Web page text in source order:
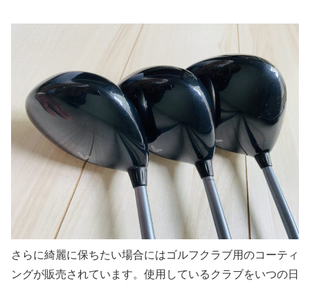
さらに綺麗に保ちたい場合にはゴルフクラブ用のコーティ
ングが販売されています。使用しているクラブをいつの日